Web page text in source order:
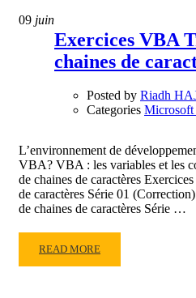
EXERCICES
VBA
TRAITEMENTS
CHAINES
01
09 juin
Exercices VBA
chaines de
Posted by Riadh
Categories Microsoft
L’environnement de
VBA? VBA : les variables et les
de chaines de caractères
de caractères Série 01
de chaines de caractères Série …
READ
MORE
READ MORE